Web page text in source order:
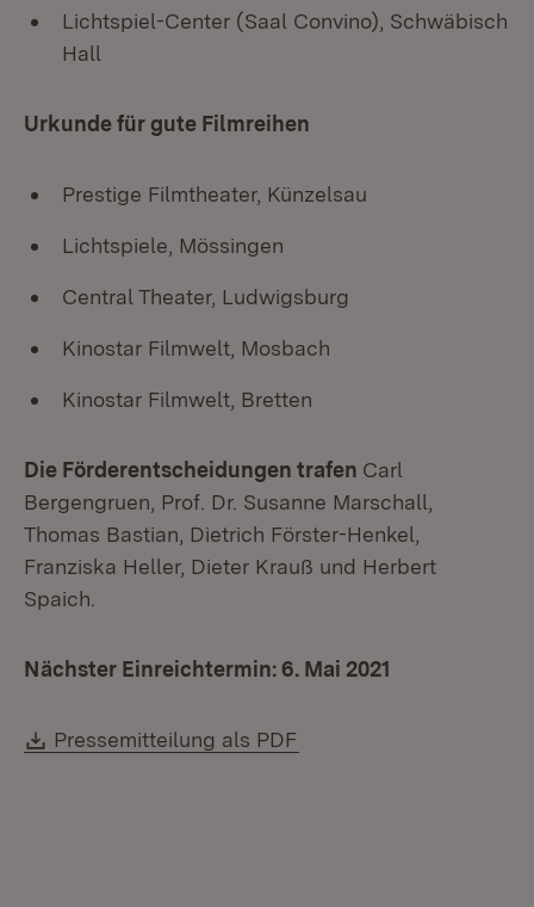
Lichtspiel-Center (Saal Convino), Schwäbisch
Hall
Urkunde für gute Filmreihen
Prestige Filmtheater, Künzelsau
Lichtspiele, Mössingen
Central Theater, Ludwigsburg
Kinostar Filmwelt, Mosbach
Kinostar Filmwelt, Bretten
Die Förderentscheidungen trafen Carl
Bergengruen, Prof. Dr. Susanne Marschall,
Thomas Bastian, Dietrich Förster-Henkel,
Franziska Heller, Dieter Krauß und Herbert
Spaich.
Nächster Einreichtermin: 6. Mai 2021
Download:
Pressemitteilung als PDF